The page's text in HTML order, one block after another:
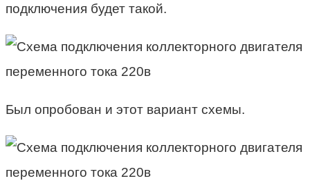
подключения будет такой.
Был опробован и этот вариант схемы.